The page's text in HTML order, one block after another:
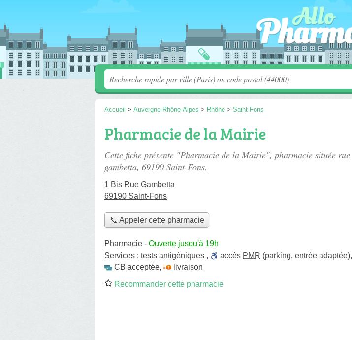
Accueil > Auvergne-Rhône-Alpes > Rhône > Saint-Fons
Pharmacie de la Mairie
Cette fiche présente "Pharmacie de la Mairie", pharmacie située rue
gambetta, 69190 Saint-Fons.
1 Bis Rue Gambetta
69190 Saint-Fons
📞 Appeler cette pharmacie
Pharmacie - Ouverte jusqu'à 19h
Services : tests antigéniques , accès PMR (parking, entrée adaptée),
CB acceptée,
livraison
Recommander cette pharmacie